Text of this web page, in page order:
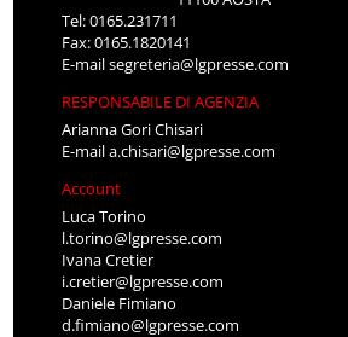
Tel: 0165.231711
Fax: 0165.1820141
E-mailsegreteria@lgpresse.com
RESPONSABILE DI AGENZIA
Arianna Gori Chisari
E-maila.chisari@lgpresse.com
Account
Luca Torino
l.torino@lgpresse.com
Ivana Cretier
i.cretier@lgpresse.com
Daniele Fimiano
d.fimiano@lgpresse.com